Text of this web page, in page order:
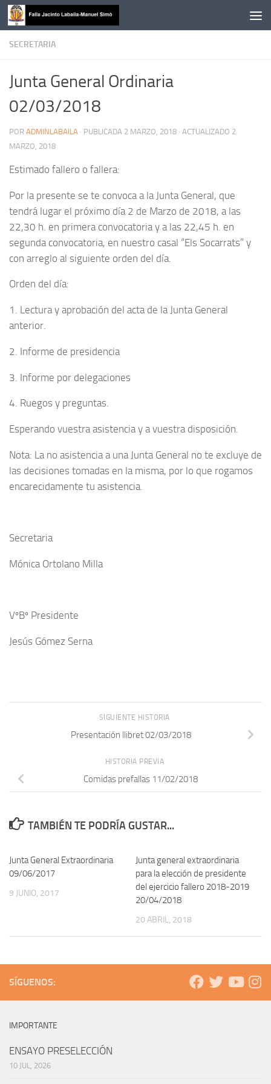
Saltar al contenido
SECRETARIA
Junta General Ordinaria
02/03/2018
POR ADMINLABAILA · PUBLICADA 2 MARZO, 2018 · ACTUALIZADO 2
MARZO, 2018
Estimado fallero o fallera:
Por la presente se te convoca a la Junta General, que
tendrá lugar el próximo día 2 de Marzo de 2018, a las
22,30 h. en primera convocatoria y a las 22,45 h. en
segunda convocatoria, en nuestro casal “Els Socarrats” y
con arreglo al siguiente orden del día.
Orden del día:
1. Lectura y aprobación del acta de la Junta General
anterior.
2. Informe de presidencia
3. Informe por delegaciones
4. Ruegos y preguntas.
Esperando vuestra asistencia y a vuestra disposición.
Nota: La no asistencia a una Junta General no te excluye de
las decisiones tomadas en la misma, por lo que rogamos
encarecidamente tu asistencia.
Secretaria
Mónica Ortolano Milla
VºBº Presidente
Jesús Gómez Serna
SIGUIENTE HISTORIA
Presentación llibret 02/03/2018
HISTORIA PREVIA
Comidas prefallas 11/02/2018
TAMBIÉN TE PODRÍA GUSTAR...
Junta General Extraordinaria
09/06/2017
9 JUNIO, 2017
Junta general extraordinaria
para la elección de presidente
del ejercicio fallero 2018-2019
20/04/2018
20 ABRIL, 2018
SÍGUENOS:
IMPORTANTE
ENSAYO PRESELECCIÓN
10 JUL, 2026